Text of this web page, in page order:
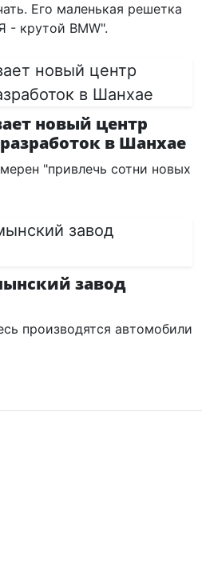
Его маленькая решетка
- крутой BMW".
новый центр
в Шанхае
"привлечь сотни новых
завод
производятся автомобили